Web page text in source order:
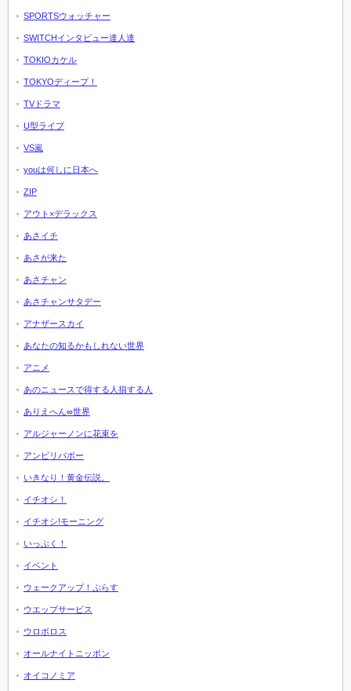
SPORTSウォッチャー
SWITCHインタビュー達人達
TOKIOカケル
TOKYOディープ！
TVドラマ
U型ライブ
VS嵐
youは何しに日本へ
ZIP
アウト×デラックス
あさイチ
あさが来た
あさチャン
あさチャンサタデー
アナザースカイ
あなたの知るかもしれない世界
アニメ
あのニュースで得する人損する人
ありえへん∞世界
アルジャーノンに花束を
アンビリバボー
いきなり！黄金伝説。
イチオシ！
イチオシ!モーニング
いっぷく！
イベント
ウェークアップ！ぷらす
ウエッブサービス
ウロボロス
オールナイトニッポン
オイコノミア